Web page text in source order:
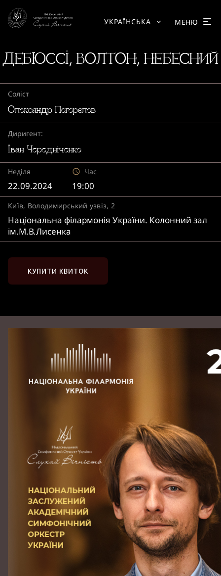
УКРАЇНСЬКА МЕНЮ
ДЕБЮССІ, ВОЛТОН, НЕБЕСНИЙ
Соліст
Олександр Погорєлов
Диригент:
Іван Чередніченко
Неділя
22.09.2024
Час
19:00
Київ, Володимирський узвіз, 2
Національна філармонія України. Колонний зал
ім.М.В.Лисенка
КУПИТИ КВИТОК